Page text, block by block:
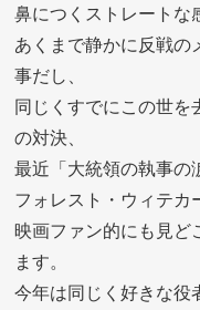
鼻につくストレートな
あくまで静かに反戦の
事だし、
同じくすでにこの世を
の対決、
最近「大統領の執事の
フォレスト・ウィテカ
映画ファン的にも見ど
ます。
今年は同じく好きな役